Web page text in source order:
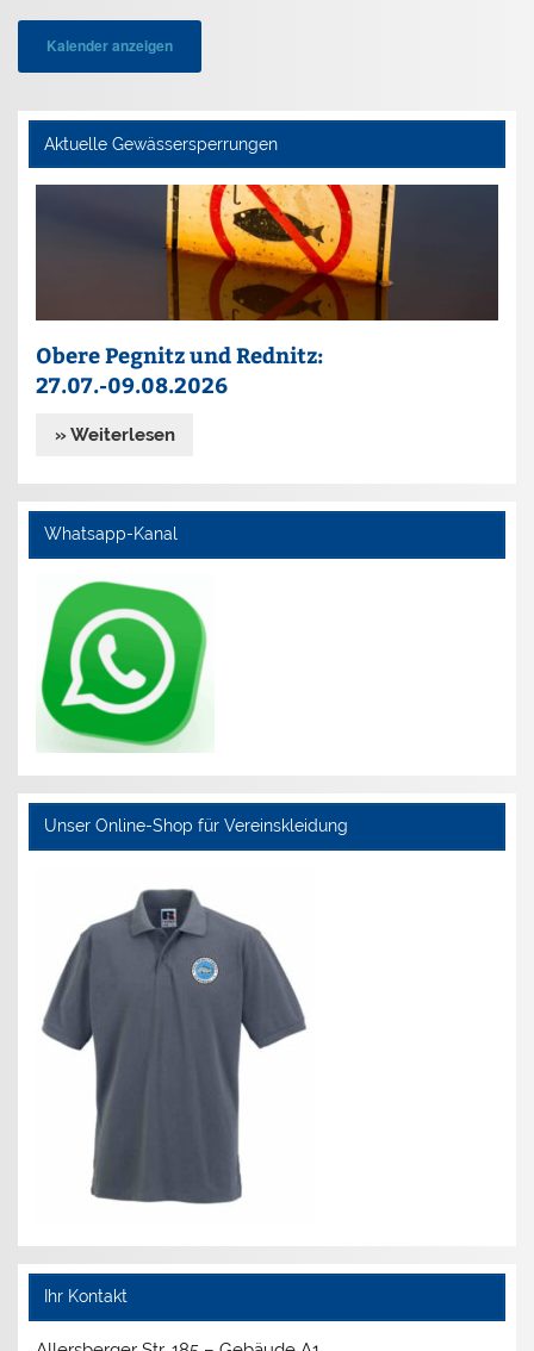
Kalender anzeigen
Aktuelle Gewässersperrungen
Obere Pegnitz und Rednitz:
27.07.-09.08.2026
» Weiterlesen
Whatsapp-Kanal
Unser Online-Shop für Vereinskleidung
Ihr Kontakt